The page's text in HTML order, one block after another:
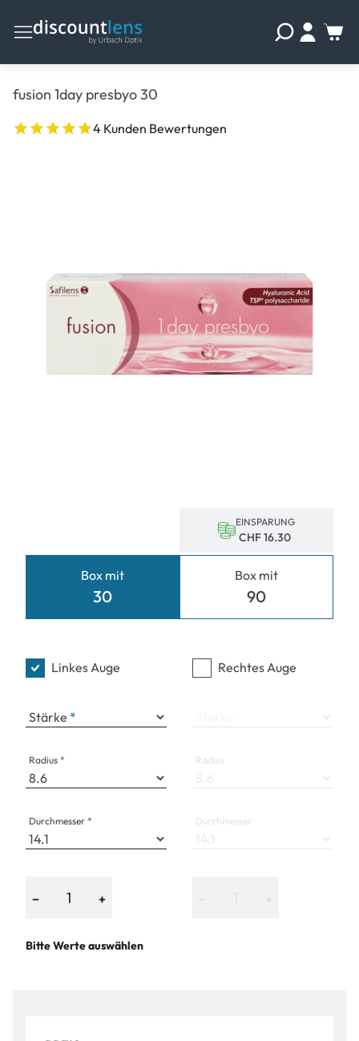
fusion 1day presbyo 30
4 Kunden Bewertungen
Box mit
30
EINSPARUNG
CHF 16.30
Box mit
90
Linkes Auge
Stärke
Radius
Durchmesser
− +
Bitte Werte auswählen
Rechtes Auge
Radius
Durchmesser